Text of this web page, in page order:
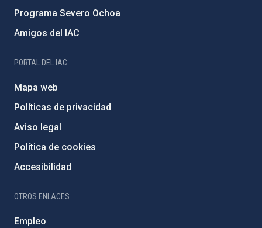
Programa Severo Ochoa
Amigos del IAC
PORTAL DEL IAC
Mapa web
Políticas de privacidad
Aviso legal
Política de cookies
Accesibilidad
OTROS ENLACES
Empleo